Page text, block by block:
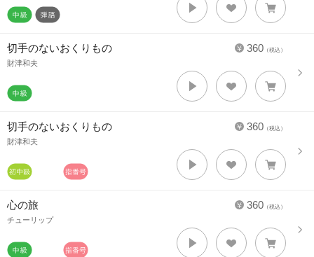
360 （税込）
切手のないおくりもの
財津和夫
360 （税込）
切手のないおくりもの
財津和夫
360 （税込）
心の旅
チューリップ